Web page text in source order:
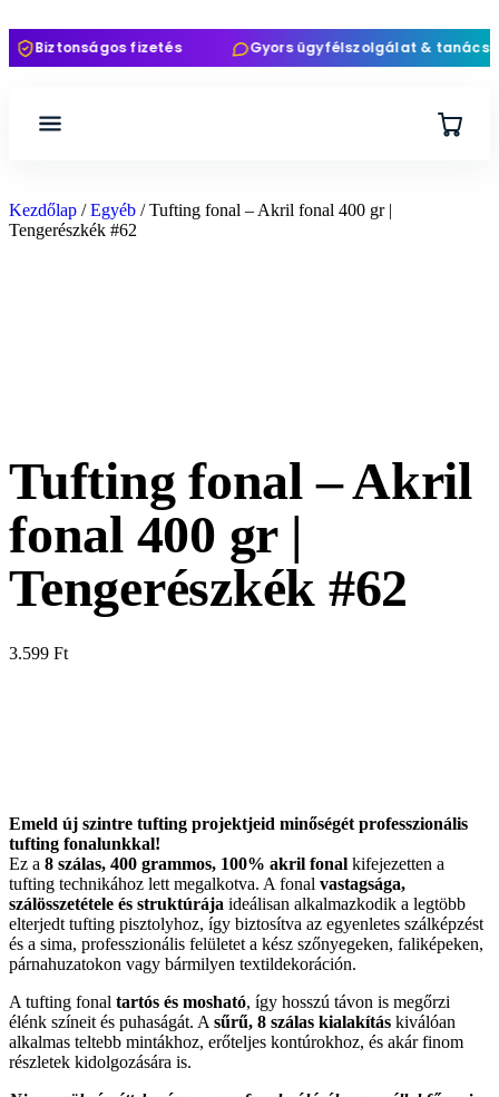
Biztonságos fizetés Gyors ügyfélszolgálat &
Kezdőlap /Egyéb / Tufting fonal – Akril fonal 400 gr |
Tengerészkék #62
Tufting fonal – Akril
fonal 400 gr |
Tengerészkék #62
3.599 Ft
Emeld új szintre tufting projektjeid minőségét professzionális
tufting fonalunkkal!
Ez a 8 szálas, 400 grammos, 100% akril fonal kifejezetten a
tufting technikához lett megalkotva. A fonal vastagsága,
szálösszetétele és struktúrája ideálisan alkalmazkodik a legtöbb
elterjedt tufting pisztolyhoz, így biztosítva az egyenletes szálképzést
és a sima, professzionális felületet a kész szőnyegeken, faliképeken,
párnahuzatokon vagy bármilyen textildekoráción.
A tufting fonal tartós és mosható, így hosszú távon is megőrzi
élénk színeit és puhaságát. A sűrű, 8 szálas kialakítás kiválóan
alkalmas teltebb mintákhoz, erőteljes kontúrokhoz, és akár finom
részletek kidolgozására is.